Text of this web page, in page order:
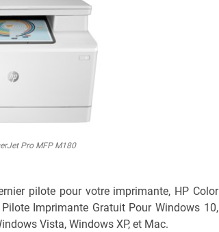
Pro MFP M180
pilote pour votre imprimante, HP Color
Imprimante Gratuit Pour Windows 10,
Vista, Windows XP, et Mac.